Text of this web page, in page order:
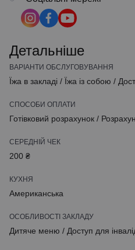
Детальніше
ВАРІАНТИ ОБСЛУГОВУВАННЯ
Їжа в закладі / Їжа із собою /
СПОСОБИ ОПЛАТИ
Готівковий розрахунок /
СЕРЕДНІЙ ЧЕК
200 ₴
КУХНЯ
Американська
ОСОБЛИВОСТІ ЗАКЛАДУ
Дитяче меню / Доступ для